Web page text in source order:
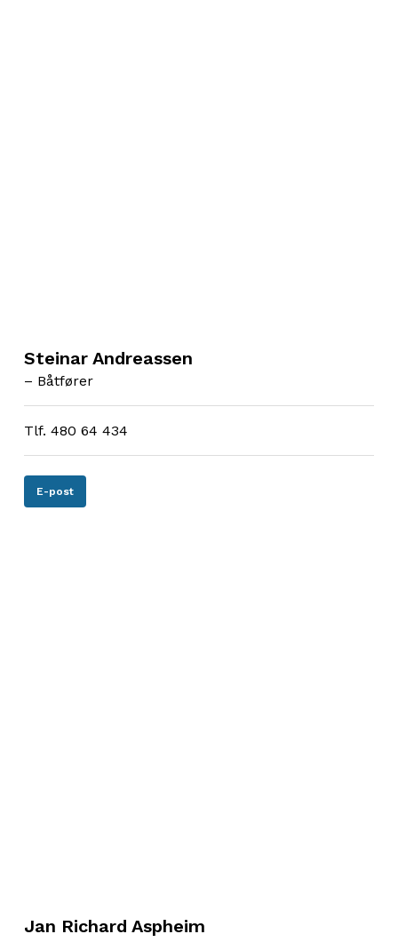
Steinar Andreassen
– Båtfører
Tlf. 480 64 434
E-post
Jan Richard Aspheim